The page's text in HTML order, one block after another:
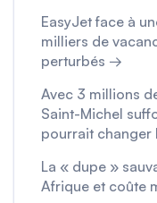
EasyJet face à
milliers de
perturbés →
Avec 3 millions
Saint-Michel
pourrait changer
La « dupe »
Afrique et coûte